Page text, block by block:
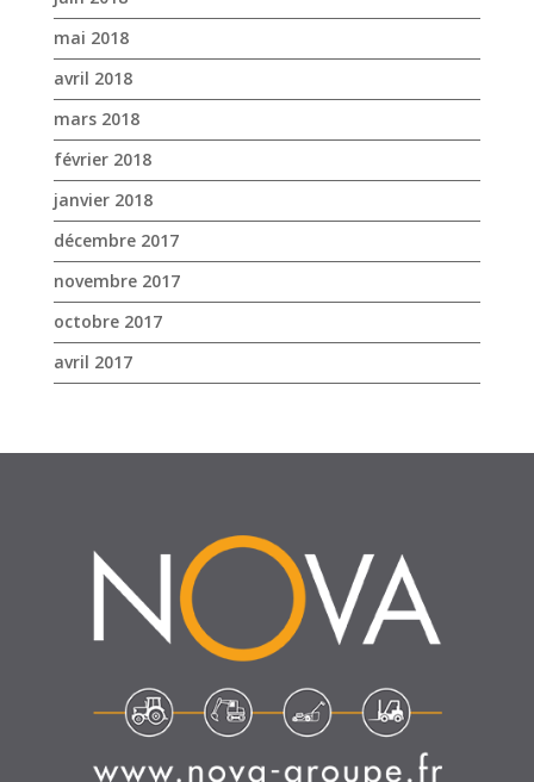
mai 2018
avril 2018
mars 2018
février 2018
janvier 2018
décembre 2017
novembre 2017
octobre 2017
avril 2017